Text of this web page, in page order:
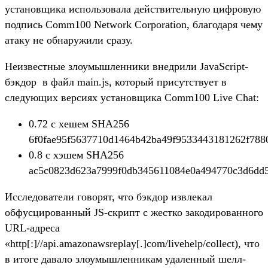
установщика использовала действительную цифровую
подпись Comm100 Network Corporation, благодаря чему
атаку не обнаружили сразу.
Неизвестные злоумышленники внедрили JavaScript-
бэкдор в файл main.js, который присутствует в
следующих версиях установщика Comm100 Live Chat:
0.72 с хешем SHA256
0.8 с хэшем SHA256
Исследователи говорят, что бэкдор извлекал
обфусцированный JS-скрипт с жестко закодированного
URL-адреса
«http[:]//api.amazonawsreplay[.]com/livehelp/collect), что
в итоге давало злоумышленникам удаленный шелл-